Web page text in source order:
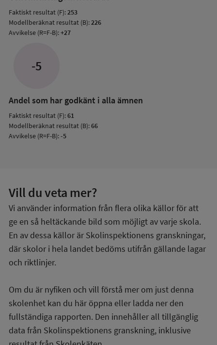
Faktiskt resultat (F):253
Modellberäknat resultat (B):226
Avvikelse (R=F-B):+27
-5
Andel som har godkänt i alla ämnen
Faktiskt resultat (F):61
Modellberäknat resultat (B):66
Avvikelse (R=F-B):-5
Vill du veta mer?
Vi använder information från flera olika källor för att
ge en så heltäckande bild som möjligt av varje skola.
En av dessa källor är Skolinspektionens granskningar,
där skolor i hela landet bedöms utifrån gällande lagar
och riktlinjer.
Om du är nyfiken och vill förstå mer om just denna
skolenhet kan du här öppna eller ladda ner den
fullständiga rapporten. Den innehåller all tillgänglig
data från Skolinspektionens granskning, inklusive